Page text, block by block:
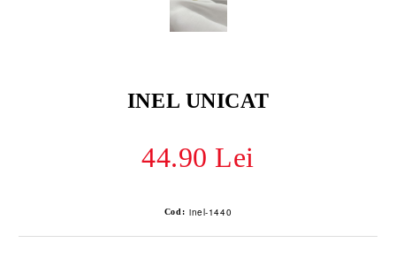
INEL UNICAT
44.90 Lei
Cod: inel-1440